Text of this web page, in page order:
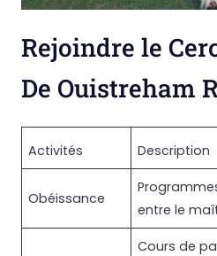
Rejoindre le
De Ouistreham
Activités Description
Obéissance
entre le
Cours de